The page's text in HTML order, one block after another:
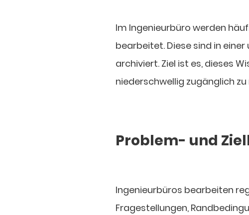
Im Ingenieurbüro werden
bearbeitet. Diese sind in
archiviert. Ziel ist es, dieses
niederschwellig zugänglich
Problem- und
Ingenieurbüros bearbeiten
Fragestellungen,